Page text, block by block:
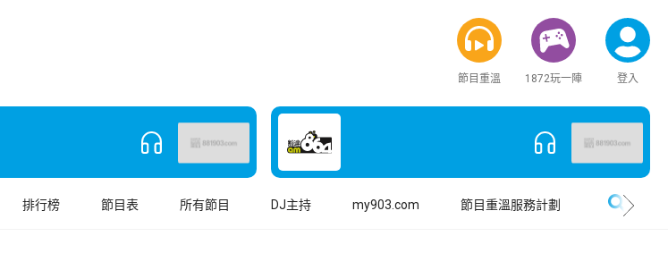
節目重溫 1872玩一陣 登入
排行榜 節目表 所有節目 DJ主持 my903.com 節目重溫服務計劃